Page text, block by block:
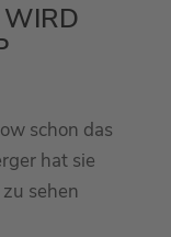
WIRD
schon das
hat sie
sehen